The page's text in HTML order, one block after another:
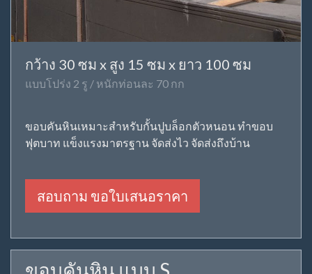
กว้าง 30 ซม x สูง 15 ซม x ยาว 100 ซม
แบบโปร่ง 2 รู / หนักท่อนละ 70 กก
ขอบคันหินเหมาะสำหรับกั้นปูบล็อกตัวหนอน ทำขอบ
ฟุตบาท แข็งแรงมาตรฐาน จัดส่งไว จัดส่งถึงบ้าน
สอบถาม ขอใบเสนอราคา